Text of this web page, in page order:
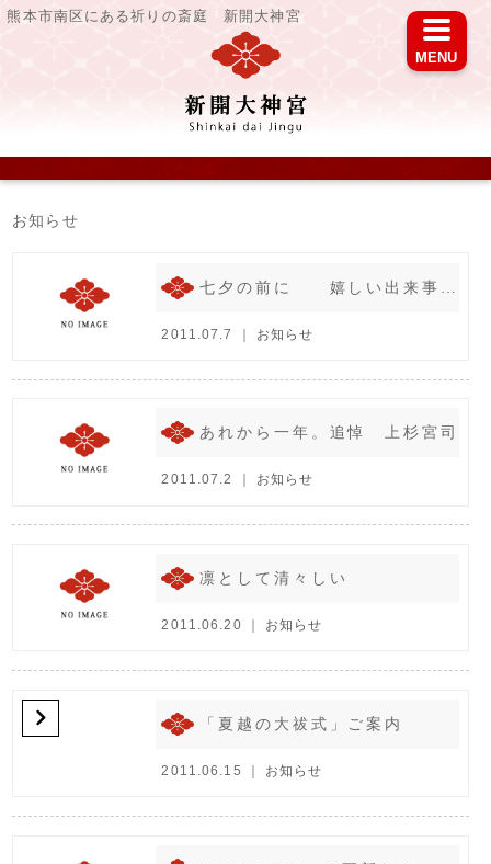
熊本市南区にある祈りの斎庭 新開大神宮
お知らせ
2011.07.7 ｜ お知らせ
あれから一年。追悼 上杉宮司
2011.07.2 ｜ お知らせ
凛として清々しい
2011.06.20 ｜ お知らせ
「夏越の大祓式」ご案内
2011.06.15 ｜ お知らせ
MENU